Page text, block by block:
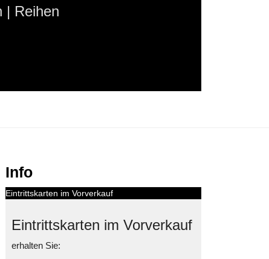
| Reihen
Info
Eintrittskarten im Vorverkauf
Eintrittskarten im Vorverkauf
erhalten Sie: